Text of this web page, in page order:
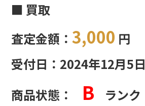
■ 買取
査定金額：3,000 円
受付日：2024年12月5日
商品状態：
B ランク